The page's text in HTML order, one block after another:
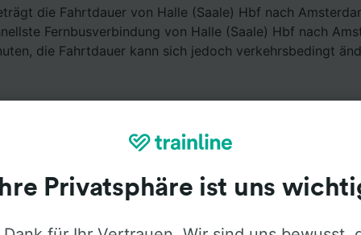
die Fahrtdauer von Halle (Saale) Hbf nach
Fernbusverbindung von Halle (Saale) Hbf nach
die Fahrtdauer kann sich jedoch verkehrsbedingt
Privatsphäre ist uns